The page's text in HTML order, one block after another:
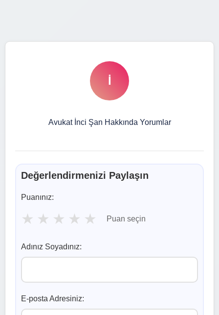
İ
Avukat İnci Şan Hakkında Yorumlar
Değerlendirmenizi Paylaşın
Puanınız:
★ ★ ★ ★ ★ Puan seçin
Adınız Soyadınız:
E-posta Adresiniz: